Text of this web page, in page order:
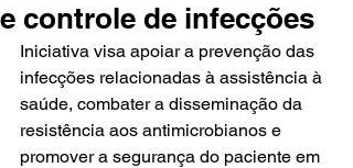
e controle de infecções
Iniciativa visa apoiar a prevenção das
infecções relacionadas à assistência à
saúde, combater a disseminação da
resistência aos antimicrobianos e
promover a segurança do paciente em